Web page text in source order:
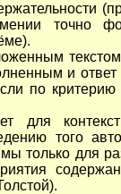
точно
и
по
для
того
только для